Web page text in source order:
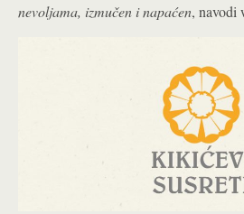
nevoljama, izmučen i napaćen, navodi